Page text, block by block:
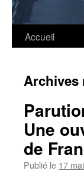
Accueil
Archives
Une
de
Publié le 17